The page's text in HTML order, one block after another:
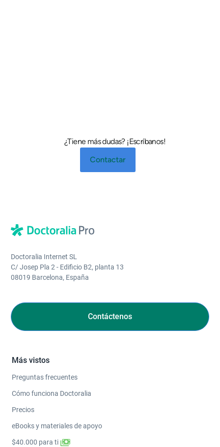
¿Tiene más dudas? ¡Escríbanos!
Contactar
Doctoralia Internet SL
C/ Josep Pla 2 - Edificio B2, planta 13
08019 Barcelona, España
Contáctenos
Más vistos
Preguntas frecuentes
Cómo funciona Doctoralia
Precios
eBooks y materiales de apoyo
$40.000 para ti